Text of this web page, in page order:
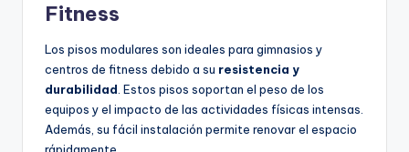
Fitness
Los pisos modulares son ideales para gimnasios y
centros de fitness debido a su resistencia y
durabilidad . Estos pisos soportan el peso de los
equipos y el impacto de las actividades físicas intensas.
Además, su fácil instalación permite renovar el espacio